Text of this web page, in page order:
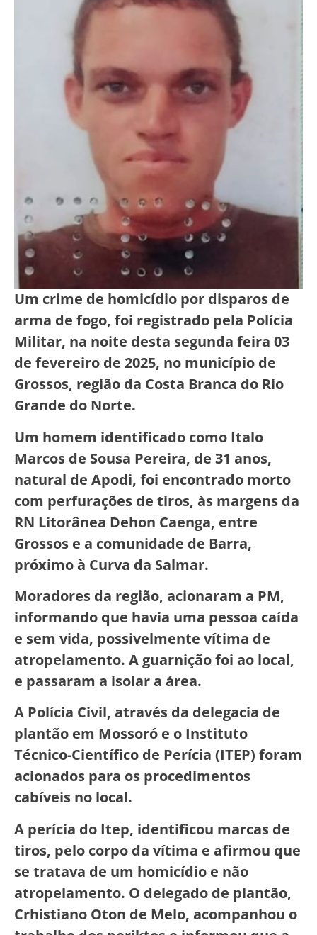
Um crime de homicídio por disparos de
arma de fogo, foi registrado pela Polícia
Militar, na noite desta segunda feira 03
de fevereiro de 2025, no município de
Grossos, região da Costa Branca do Rio
Grande do Norte.
Um homem identificado como Italo
Marcos de Sousa Pereira, de 31 anos,
natural de Apodi, foi encontrado morto
com perfurações de tiros, às margens da
RN Litorânea Dehon Caenga, entre
Grossos e a comunidade de Barra,
próximo à Curva da Salmar.
Moradores da região, acionaram a PM,
informando que havia uma pessoa caída
e sem vida, possivelmente vítima de
atropelamento. A guarnição foi ao local,
e passaram a isolar a área.
A Polícia Civil, através da delegacia de
plantão em Mossoró e o Instituto
Técnico-Científico de Perícia (ITEP) foram
acionados para os procedimentos
cabíveis no local.
A perícia do Itep, identificou marcas de
tiros, pelo corpo da vítima e afirmou que
se tratava de um homicídio e não
atropelamento. O delegado de plantão,
Crhistiano Oton de Melo, acompanhou o